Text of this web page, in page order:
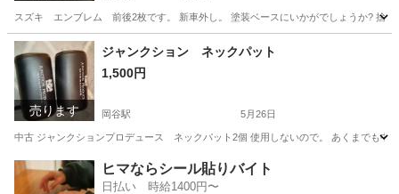
スズキ エンブレム 前後2枚です。 新車外し。 塗装ベースにいかがでしょうか? 捨
長野 岡谷市 外装、車外用品 エンブレム
売ります
ジャンクション ネックパット
1,500円
岡谷駅 5月26日
中古 ジャンクションプロデュース ネックパット2個 使用しないので。 あくまでも中
長野 岡谷市 岡谷駅 内装、インテリア ジャンクション
ヒマならシール貼りバイト
日払い 時給1400円〜